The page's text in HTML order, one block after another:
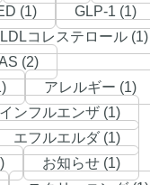
(1)
GLP-1 (1)
LDLコレステロール (1)
(2)
アレルギー (1)
インフルエンザ (1)
エフルエルダ (1)
お知らせ (1)